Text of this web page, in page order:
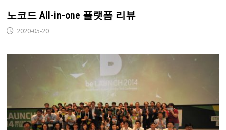
노코드 All-in-one 플랫폼 리뷰
2020-05-20